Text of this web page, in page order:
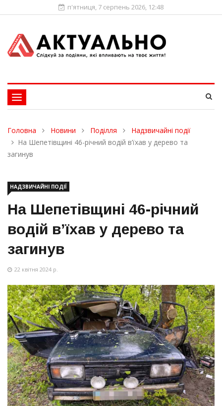
п'ятниця, 7 серпень 2026, 12:48
Toggle
navigation
Головна Новини Поділля
Надзвичайні події
На Шепетівщині 46-річний водій в’їхав у дерево та
загинув
НАДЗВИЧАЙНІ ПОДІЇ
На Шепетівщині 46-річний
водій в’їхав у дерево та
загинув
22 квітня 2024 р.